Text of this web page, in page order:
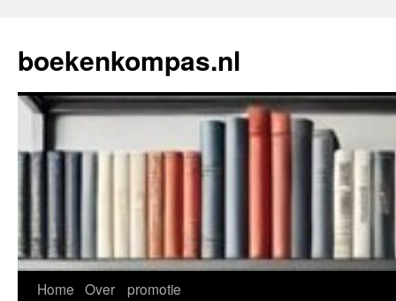
de
inhoud
boekenkompas.nl
Home Over promotie